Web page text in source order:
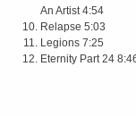
An Artist 4:54
Relapse 5:03
Legions 7:25
Eternity Part 24